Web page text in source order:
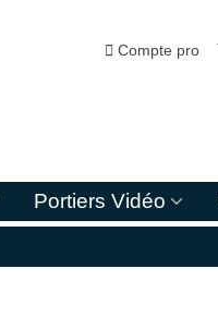
 Compte pro
Portiers Vidéo